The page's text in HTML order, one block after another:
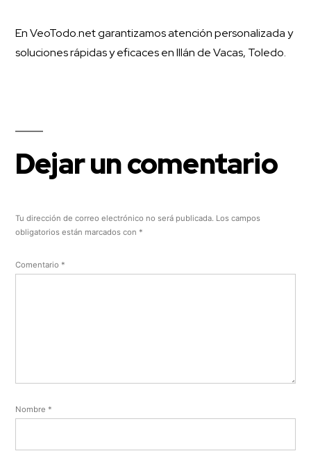
En VeoTodo.net garantizamos atención personalizada y
soluciones rápidas y eficaces en Illán de Vacas, Toledo.
Dejar un comentario
Tu dirección de correo electrónico no será publicada. Los campos
obligatorios están marcados con *
Comentario *
Nombre *